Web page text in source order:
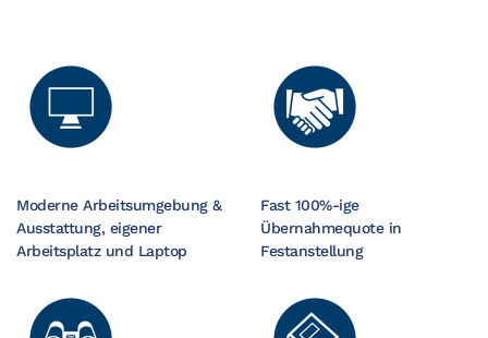
Moderne Arbeitsumgebung &
Ausstattung, eigener
Arbeitsplatz und Laptop
Fast 100%-ige
Übernahmequote in
Festanstellung